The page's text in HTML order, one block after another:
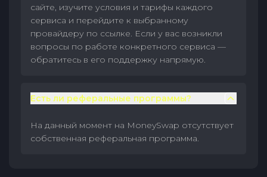
сайте, изучите условия и тарифы каждого
сервиса и перейдите к выбранному
провайдеру по ссылке. Если у вас возникли
вопросы по работе конкретного сервиса —
обратитесь в его поддержку напрямую.
Есть ли реферальные программы?
На данный момент на MoneySwap отсутствует
собственная реферальная программа.